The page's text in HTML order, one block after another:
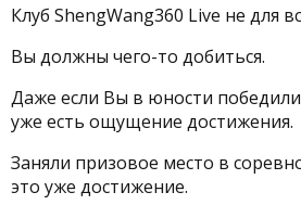
Клуб ShengWang360 Live не для
Вы должны чего-то добиться.
Даже если Вы в юности
уже есть ощущение достижения.
Заняли призовое место в
это уже достижение.